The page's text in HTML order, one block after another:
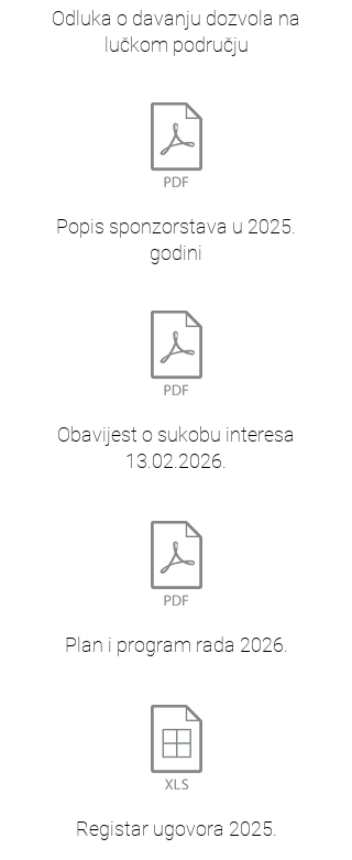
Odluka o davanju dozvola na
lučkom području
Popis sponzorstava u 2025.
godini
Obavijest o sukobu interesa
13.02.2026.
Plan i program rada 2026.
Registar ugovora 2025.